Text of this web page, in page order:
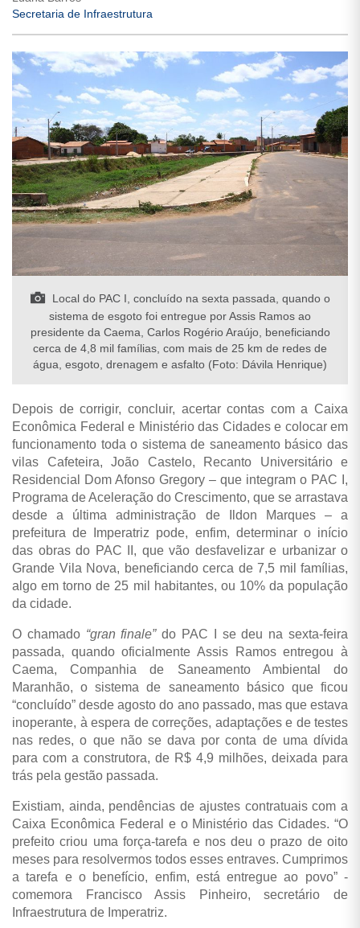
Secretaria de Infraestrutura
Local do PAC I, concluído na sexta passada, quando o
sistema de esgoto foi entregue por Assis Ramos ao
presidente da Caema, Carlos Rogério Araújo, beneficiando
cerca de 4,8 mil famílias, com mais de 25 km de redes de
água, esgoto, drenagem e asfalto (Foto: Dávila Henrique)
Depois de corrigir, concluir, acertar contas com a Caixa
Econômica Federal e Ministério das Cidades e colocar em
funcionamento toda o sistema de saneamento básico das
vilas Cafeteira, João Castelo, Recanto Universitário e
Residencial Dom Afonso Gregory – que integram o PAC I,
Programa de Aceleração do Crescimento, que se arrastava
desde a última administração de Ildon Marques – a
prefeitura de Imperatriz pode, enfim, determinar o início
das obras do PAC II, que vão desfavelizar e urbanizar o
Grande Vila Nova, beneficiando cerca de 7,5 mil famílias,
algo em torno de 25 mil habitantes, ou 10% da população
da cidade.
O chamado “gran finale”do PAC I se deu na sexta-feira
passada, quando oficialmente Assis Ramos entregou à
Caema, Companhia de Saneamento Ambiental do
Maranhão, o sistema de saneamento básico que ficou
“concluído” desde agosto do ano passado, mas que estava
inoperante, à espera de correções, adaptações e de testes
nas redes, o que não se dava por conta de uma dívida
para com a construtora, de R$ 4,9 milhões, deixada para
trás pela gestão passada.
Existiam, ainda, pendências de ajustes contratuais com a
Caixa Econômica Federal e o Ministério das Cidades. “O
prefeito criou uma força-tarefa e nos deu o prazo de oito
meses para resolvermos todos esses entraves. Cumprimos
a tarefa e o benefício, enfim, está entregue ao povo” -
comemora Francisco Assis Pinheiro, secretário de
Infraestrutura de Imperatriz.